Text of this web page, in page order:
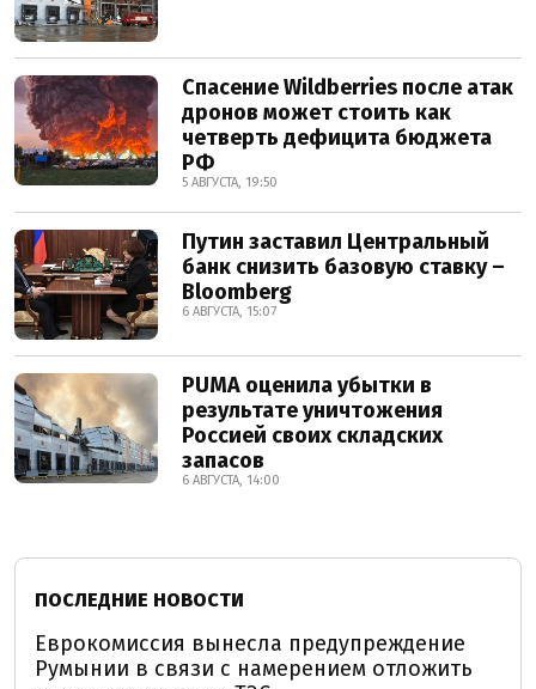
Спасение Wildberries после атак
дронов может стоить как
четверть дефицита бюджета
РФ
5 АВГУСТА, 19:50
Путин заставил Центральный
банк снизить базовую ставку –
Bloomberg
6 АВГУСТА, 15:07
PUMA оценила убытки в
результате уничтожения
Россией своих складских
запасов
6 АВГУСТА, 14:00
ПОСЛЕДНИЕ НОВОСТИ
Еврокомиссия вынесла предупреждение
Румынии в связи с намерением отложить